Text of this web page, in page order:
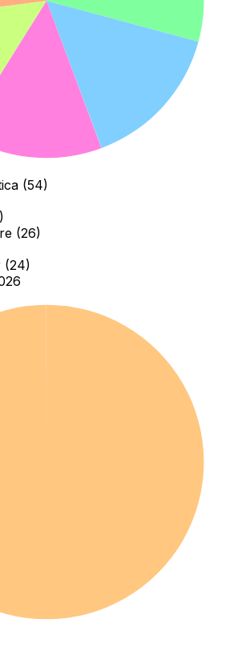
(54)
(26)
(24)